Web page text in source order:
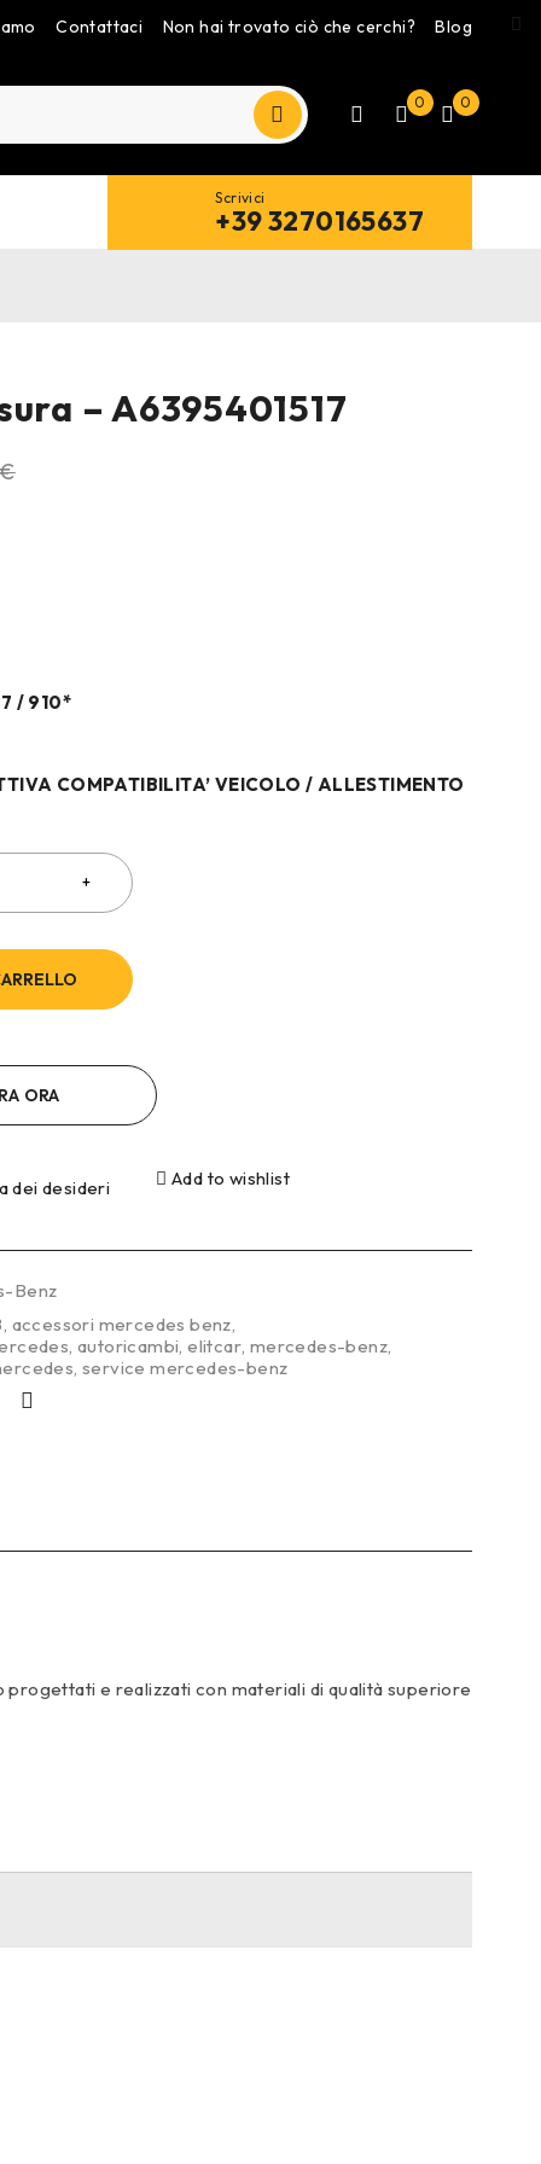
Contattaci Non hai trovato ciò che cerchi? Blog
0 0
Scrivici
+39 3270165637
– A6395401517
€
/ 910*
COMPATIBILITA’ VEICOLO / ALLESTIMENTO
ORA
dei desideri
Add to wishlist
Benz
, accessori mercedes benz,
,autoricambi,elitcar, mercedes-benz,
,service mercedes-benz
e realizzati con materiali di qualità superiore